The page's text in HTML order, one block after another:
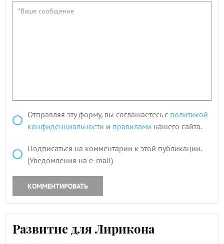
Отправляя эту форму, вы соглашаетесь с политикой
конфиденциальности и правилами нашего сайта.
Подписаться на комментарии к этой публикации.
(Уведомления на e-mail)
КОММЕНТИРОВАТЬ
Развитие для Лирикона